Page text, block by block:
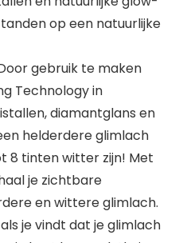
op een natuurlijke
gebruik te maken
Technology in
diamantglans en
helderdere glimlach
8 tinten witter zijn! Met
je zichtbare
en wittere glimlach.
je vindt dat je glimlach